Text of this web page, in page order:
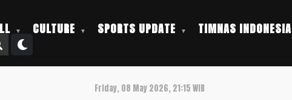
CULTURE SPORTS UPDATE TIMNAS INDONESIA
Friday, 08 May 2026, 21:15 WIB